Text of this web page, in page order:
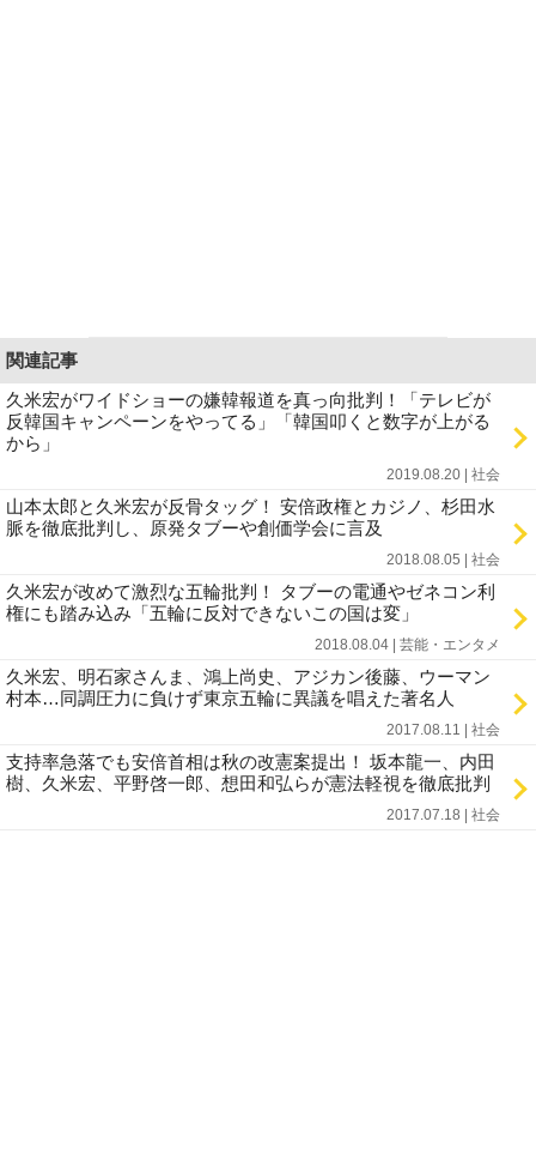
関連記事
久米宏がワイドショーの嫌韓報道を真っ向批判！「テレビが
反韓国キャンペーンをやってる」「韓国叩くと数字が上がる
から」
2019.08.20 | 社会
山本太郎と久米宏が反骨タッグ！ 安倍政権とカジノ、杉田水
脈を徹底批判し、原発タブーや創価学会に言及
2018.08.05 | 社会
久米宏が改めて激烈な五輪批判！ タブーの電通やゼネコン利
権にも踏み込み「五輪に反対できないこの国は変」
2018.08.04 | 芸能・エンタメ
久米宏、明石家さんま、鴻上尚史、アジカン後藤、ウーマン
村本…同調圧力に負けず東京五輪に異議を唱えた著名人
2017.08.11 | 社会
支持率急落でも安倍首相は秋の改憲案提出！ 坂本龍一、内田
樹、久米宏、平野啓一郎、想田和弘らが憲法軽視を徹底批判
2017.07.18 | 社会